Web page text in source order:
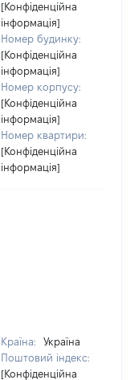
[Конфіденційна
інформація]
Номер будинку:
[Конфіденційна
інформація]
Номер корпусу:
[Конфіденційна
інформація]
Номер квартири:
[Конфіденційна
інформація]
Країна:
Україна
Поштовий індекс:
[Конфіденційна